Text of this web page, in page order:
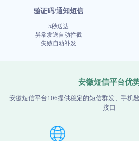
验证码/通知短信
5秒送达
异常发送自动拦截
失败自动补发
安徽短信平台优
安徽短信平台106提供稳定的短信群发、手机
接口